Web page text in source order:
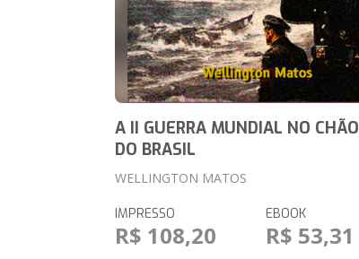
A II GUERRA MUNDIAL NO CHÃO
DO BRASIL
WELLINGTON MATOS
IMPRESSO
R$ 108,20
EBOOK
R$ 53,31